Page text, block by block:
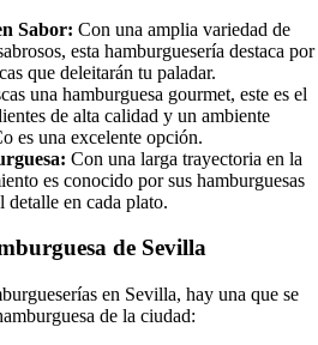
Sabor: Con una amplia variedad de
esta hamburguesería destaca por
que deleitarán tu paladar.
una hamburguesa gourmet, este es el
de alta calidad y un ambiente
es una excelente opción.
Con una larga trayectoria en la
es conocido por sus hamburguesas
detalle en cada plato.
de Sevilla
en Sevilla, hay una que se
de la ciudad: